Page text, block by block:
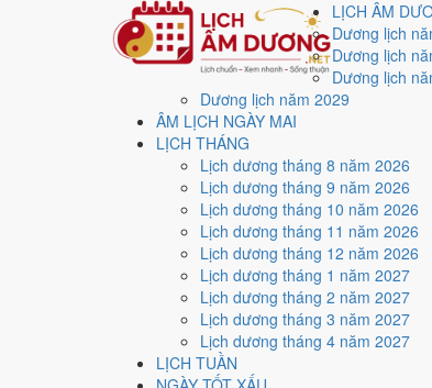
LỊCH ÂM
Dương lịch
Dương lịch
Dương lịch
Dương lịch năm 2029
ÂM LỊCH NGÀY MAI
LỊCH THÁNG
Lịch dương tháng 8 năm 2026
Lịch dương tháng 9 năm 2026
Lịch dương tháng 10 năm 2026
Lịch dương tháng 11 năm 2026
Lịch dương tháng 12 năm 2026
Lịch dương tháng 1 năm 2027
Lịch dương tháng 2 năm 2027
Lịch dương tháng 3 năm 2027
Lịch dương tháng 4 năm 2027
LỊCH TUẦN
Trang chủ
Lịch năm 2026
Tháng 1/2026
Ngày 7/1/2026 (Tân Tỵ)
Xem ngày7/1/2026
Ngày 7/1/2026 dương lịch (Thứ Tư) là ngày
điểm trung bình4.3/10cho các việc quan
Ngày Dương